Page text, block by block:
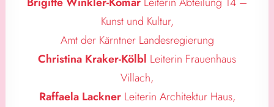
Kunst und Kultur,
Amt der Kärntner Landesregierung
Christina Kraker-Kölbl Leiterin Frauenhaus
Villach,
Raffaela LacknerLeiterin Architektur Haus,